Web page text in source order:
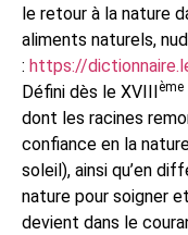
le retour à la nature
aliments naturels,
: https://
Défini dès le XVIII
ème
dont les racines
confiance en la
soleil), ainsi qu’en
nature pour soigner
devient dans le